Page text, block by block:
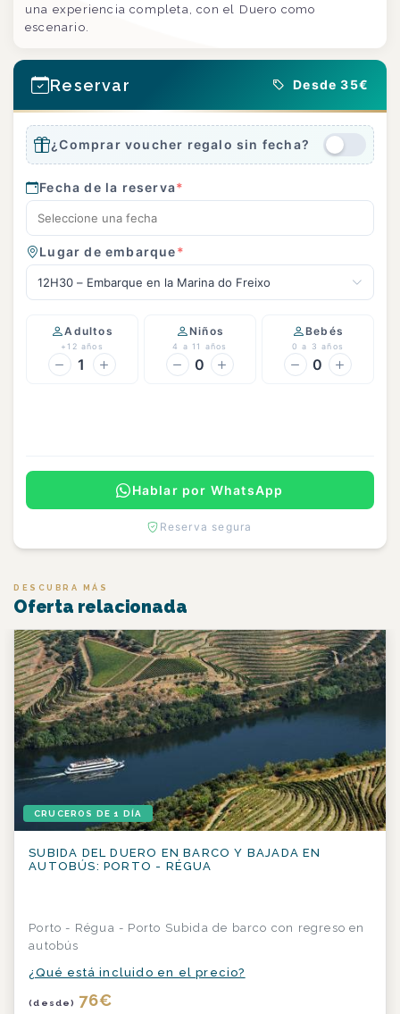
una experiencia completa, con el Duero como
escenario.
Reservar Desde 35€
¿Comprar voucher regalo sin fecha?
Fecha de la reserva*
Lugar de embarque*
12H30 – Embarque en la Marina do Freixo
Adultos
+12 años
1
Niños
4 a 11 años
0
Bebés
0 a 3 años
0
Hablar por WhatsApp
Reserva segura
DESCUBRA MÁS
Oferta relacionada
CRUCEROS DE 1 DÍA
SUBIDA DEL DUERO EN BARCO Y BAJADA EN
AUTOBÚS: PORTO - RÉGUA
Porto - Régua - Porto Subida de barco con regreso en
autobús
¿Qué está incluido en el precio?
(desde) 76€